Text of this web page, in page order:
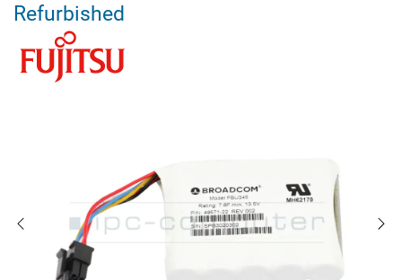
Refurbished